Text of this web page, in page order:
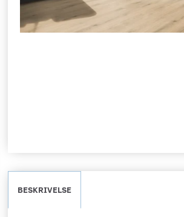
BESKRIVELSE